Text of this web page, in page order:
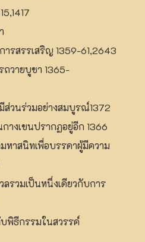
สรรเสริญ 1359-61,2643
ายบูชา 1365-
นร่วมอย่างสมบูรณ์1372
งเขนปรากฏอยู่อีก 1366
าสนิทเพื่อบรรดาผู้มีความ
วมเป็นหนึ่งเดียวกับการ
ธีกรรมในสวรรค์